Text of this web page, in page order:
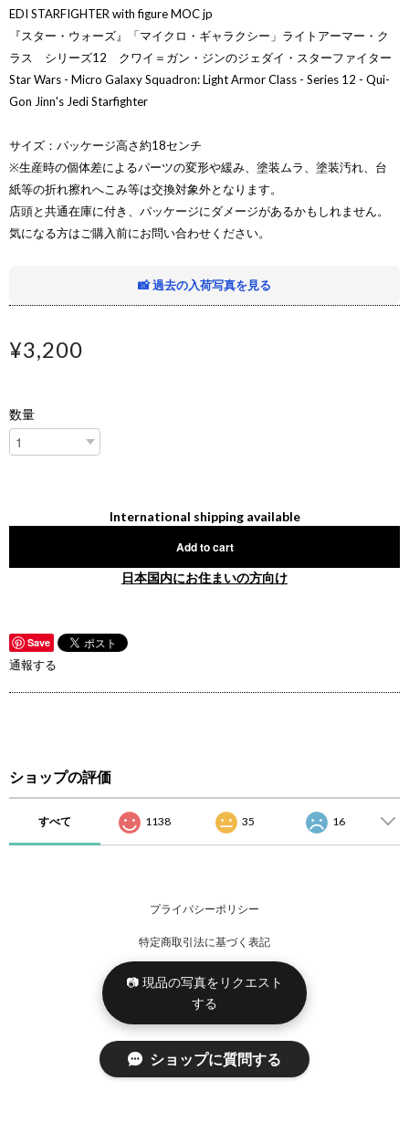
EDI STARFIGHTER with figure MOC jp
『スター・ウォーズ』「マイクロ・ギャラクシー」ライトアーマー・ク
ラス シリーズ12 クワイ＝ガン・ジンのジェダイ・スターファイター
Star Wars - Micro Galaxy Squadron: Light Armor Class - Series 12 - Qui-
Gon Jinn's Jedi Starfighter
サイズ：パッケージ高さ約18センチ
※生産時の個体差によるパーツの変形や緩み、塗装ムラ、塗装汚れ、台
紙等の折れ擦れへこみ等は交換対象外となります。
店頭と共通在庫に付き、パッケージにダメージがあるかもしれません。
気になる方はご購入前にお問い合わせください。
📸 過去の入荷写真を見る
¥3,200
数量
International shipping available
Add to cart
日本国内にお住まいの方向け
Save
通報する
ショップの評価
すべて 1138 35 16
プライバシーポリシー
特定商取引法に基づく表記
📷 現品の写真をリクエスト
する
ショップに質問する